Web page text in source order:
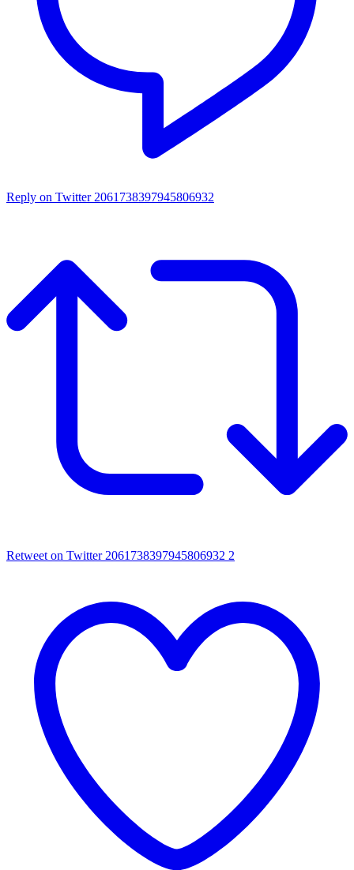
Reply on Twitter 2061738397945806932
Retweet on Twitter 2061738397945806932 2